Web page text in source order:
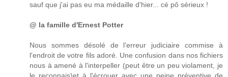
sauf que j'ai pas eu ma médaille d'hier... cé pô sérieux !
@ la famille d'Ernest Potter
Nous sommes désolé de l'erreur judiciaire commise à
l'endroit de votre fils adoré. Une confusion dans nos fichiers
nous à amené à l'interpeller (peut être un peu violament, je